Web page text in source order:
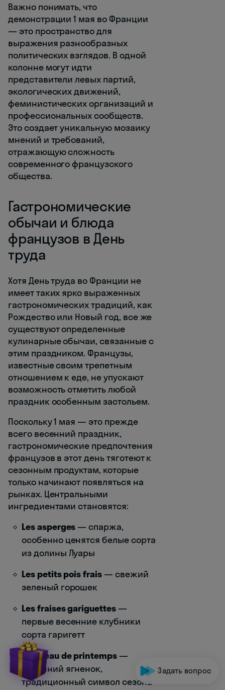
Важно понимать, что
демонстрации 1 мая во Франции
— это пространство для
выражения разнообразных
политических взглядов. В одной
колонне могут идти
представители левых партий,
экологических движений,
феминистических организаций и
профессиональных сообществ.
Это создает уникальную мозаику
мнений и требований,
отражающую сложность
современного французского
общества.
Гастрономические
обычаи и блюда
французов в День
труда
Хотя День труда во Франции не
имеет таких ярко выраженных
гастрономических традиций, как
Рождество или Новый год, все же
существуют определенные
кулинарные обычаи, связанные с
этим праздником. Французы,
известные своим трепетным
отношением к еде, не упускают
возможность отметить любой
праздник особенным застольем.
Поскольку 1 мая — это прежде
всего весенний праздник,
гастрономические предпочтения
французов в этот день тяготеют к
сезонным продуктам, которые
только начинают появляться на
рынках. Центральными
ингредиентами становятся:
Les asperges — спаржа,
особенно ценятся белые сорта
из долины Луары
Les petits pois frais— свежий
зеленый горошек
Les fraises gariguettes—
первые весенние клубники
сорта гаригетт
L'agneau de printemps—
весенний ягненок,
традиционный символ сезона
Задать вопрос